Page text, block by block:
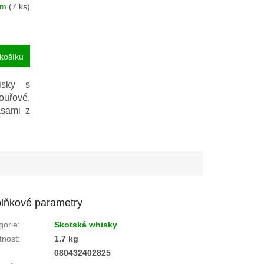
(7 ks)
s
z
parametry
:
Skotská whisky
:
1.7 kg
080432402825